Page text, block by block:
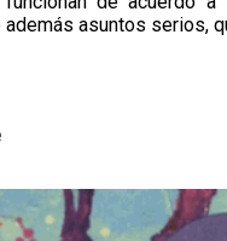
asuntos serios,